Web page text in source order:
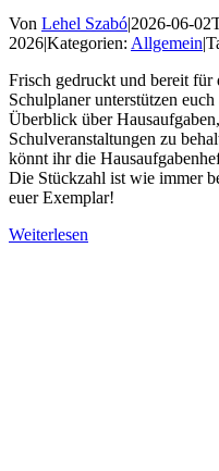
Von Lehel Szabó|2026-06-
2026|Kategorien: Allgemein|
Frisch gedruckt und bereit für
Schulplaner unterstützen
Überblick über
Schulveranstaltungen zu
könnt ihr die
Die Stückzahl ist wie immer
euer Exemplar!
Weiterlesen